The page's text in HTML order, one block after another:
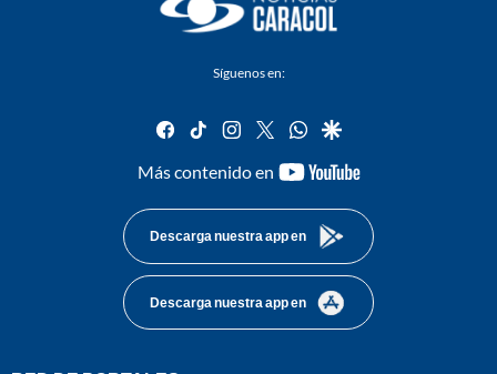
Síguenos en:
facebook
tiktok instagram
twitterwhatsapp
google
Más contenido en
youtube-
Descarga nuestra app en
Descarga nuestra app en